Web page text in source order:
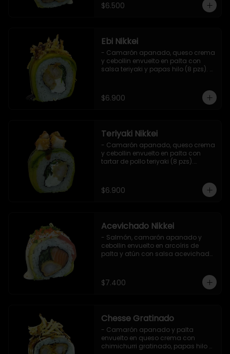
$6.500
Ebi Nikkei
- Camarón apanado, queso crema
y cebollin envuelto en palta con
salsa teriyaki y papas hilo (8 pzs).
$6.900
Teriyaki Nikkei
- Camarón apanado, queso crema
y cebollin envuelto en palta con
tartar de pollo teriyaki (8 pzs).
$6.900
Acevichado Nikkei
- Salmón, camarón apanado y
cebollin envuelto en arcoíris de
palta y atún con salsa acevichada,
$7.400
Chesse Gratinado
- Camarón apanado y palta
envuelto en queso crema con
chimichurri gratinado, papas hilo y